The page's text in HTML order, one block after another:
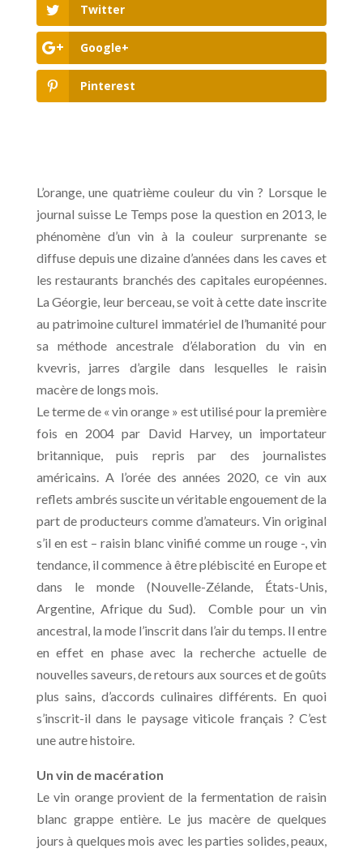
Twitter
Google+
Pinterest
L’orange, une quatrième couleur du vin ? Lorsque le
journal suisse Le Temps pose la question en 2013, le
phénomène d’un vin à la couleur surprenante se
diffuse depuis une dizaine d’années dans les caves et
les restaurants branchés des capitales européennes.
La Géorgie, leur berceau, se voit à cette date inscrite
au patrimoine culturel immatériel de l’humanité pour
sa méthode ancestrale d’élaboration du vin en
kvevris, jarres d’argile dans lesquelles le raisin
macère de longs mois.
Le terme de « vin orange » est utilisé pour la première
fois en 2004 par David Harvey, un importateur
britannique, puis repris par des journalistes
américains. A l’orée des années 2020, ce vin aux
reflets ambrés suscite un véritable engouement de la
part de producteurs comme d’amateurs. Vin original
s’il en est – raisin blanc vinifié comme un rouge -, vin
tendance, il commence à être plébiscité en Europe et
dans le monde (Nouvelle-Zélande, États-Unis,
Argentine, Afrique du Sud). Comble pour un vin
ancestral, la mode l’inscrit dans l’air du temps. Il entre
en effet en phase avec la recherche actuelle de
nouvelles saveurs, de retours aux sources et de goûts
plus sains, d’accords culinaires différents. En quoi
s’inscrit-il dans le paysage viticole français ? C’est
une autre histoire.
Un vin de macération
Le vin orange provient de la fermentation de raisin
blanc grappe entière. Le jus macère de quelques
jours à quelques mois avec les parties solides, peaux,